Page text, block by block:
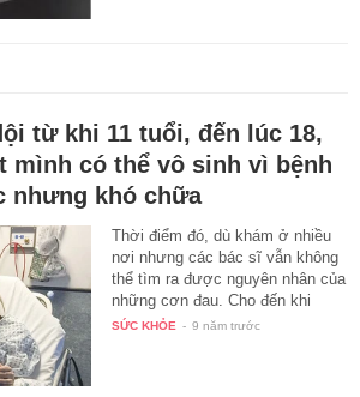
từ khi 11 tuổi, đến lúc 18,
mình có thể vô sinh vì bệnh
nhưng khó chữa
Thời điểm đó, dù khám ở nhiều
nơi nhưng các bác sĩ vẫn không
thể tìm ra được nguyên nhân của
những cơn đau. Cho đến khi
lớn…
SỨC KHỎE - 9 năm trước